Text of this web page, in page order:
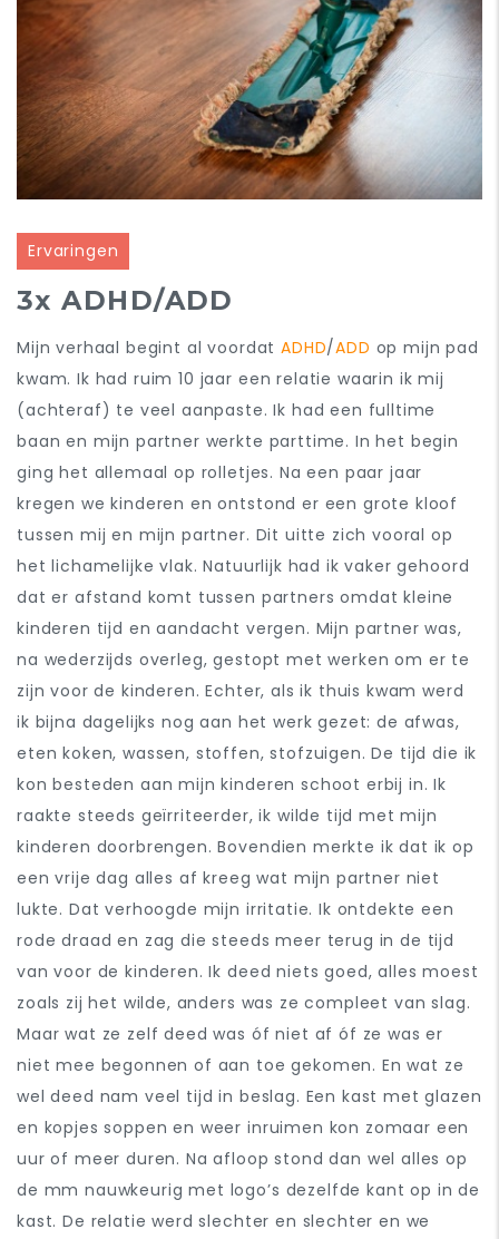
Ervaringen
3x ADHD/ADD
Mijn verhaal begint al voordatADHD/ADD op mijn pad
kwam. Ik had ruim 10 jaar een relatie waarin ik mij
(achteraf) te veel aanpaste. Ik had een fulltime
baan en mijn partner werkte parttime. In het begin
ging het allemaal op rolletjes. Na een paar jaar
kregen we kinderen en ontstond er een grote kloof
tussen mij en mijn partner. Dit uitte zich vooral op
het lichamelijke vlak. Natuurlijk had ik vaker gehoord
dat er afstand komt tussen partners omdat kleine
kinderen tijd en aandacht vergen. Mijn partner was,
na wederzijds overleg, gestopt met werken om er te
zijn voor de kinderen. Echter, als ik thuis kwam werd
ik bijna dagelijks nog aan het werk gezet: de afwas,
eten koken, wassen, stoffen, stofzuigen. De tijd die ik
kon besteden aan mijn kinderen schoot erbij in. Ik
raakte steeds geïrriteerder, ik wilde tijd met mijn
kinderen doorbrengen. Bovendien merkte ik dat ik op
een vrije dag alles af kreeg wat mijn partner niet
lukte. Dat verhoogde mijn irritatie. Ik ontdekte een
rode draad en zag die steeds meer terug in de tijd
van voor de kinderen. Ik deed niets goed, alles moest
zoals zij het wilde, anders was ze compleet van slag.
Maar wat ze zelf deed was óf niet af óf ze was er
niet mee begonnen of aan toe gekomen. En wat ze
wel deed nam veel tijd in beslag. Een kast met glazen
en kopjes soppen en weer inruimen kon zomaar een
uur of meer duren. Na afloop stond dan wel alles op
de mm nauwkeurig met logo’s dezelfde kant op in de
kast. De relatie werd slechter en slechter en we